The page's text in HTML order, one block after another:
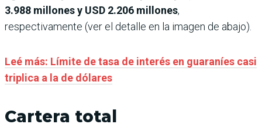
3.988 millones y USD 2.206 millones,
respectivamente (ver el detalle en la imagen de abajo).
Leé más: Límite de tasa de interés en guaraníes casi
triplica a la de dólares
Cartera total